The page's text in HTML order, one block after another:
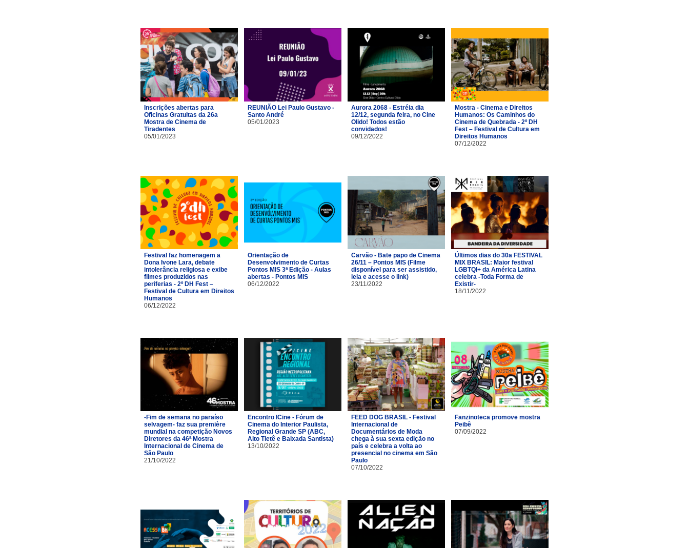
Inscrições abertas para
Oficinas Gratuitas da 26a
Mostra de Cinema de
Tiradentes
05/01/2023
REUNIÃO Lei Paulo Gustavo -
Santo André
05/01/2023
Aurora 2068 - Estréia dia
12/12, segunda feira, no Cine
Olido! Todos estão
convidados!
09/12/2022
Mostra - Cinema e Direitos
Humanos: Os Caminhos do
Cinema de Quebrada - 2º DH
Fest – Festival de Cultura em
Direitos Humanos
07/12/2022
Festival faz homenagem a
Dona Ivone Lara, debate
intolerância religiosa e exibe
filmes produzidos nas
periferias - 2º DH Fest –
Festival de Cultura em Direitos
Humanos
06/12/2022
Orientação de
Desenvolvimento de Curtas
Pontos MIS 3ª Edição - Aulas
abertas - Pontos MIS
06/12/2022
Carvão - Bate papo de Cinema
26/11 – Pontos MIS (Filme
disponível para ser assistido,
leia e acesse o link)
23/11/2022
Últimos dias do 30a FESTIVAL
MIX BRASIL: Maior festival
LGBTQI+ da América Latina
celebra -Toda Forma de
Existir-
18/11/2022
-Fim de semana no paraíso
selvagem- faz sua première
mundial na competição Novos
Diretores da 46ª Mostra
Internacional de Cinema de
São Paulo
21/10/2022
Encontro ICine - Fórum de
Cinema do Interior Paulista,
Regional Grande SP (ABC,
Alto Tietê e Baixada Santista)
13/10/2022
FEED DOG BRASIL - Festival
Internacional de
Documentários de Moda
chega à sua sexta edição no
país e celebra a volta ao
presencial no cinema em São
Paulo
07/10/2022
Fanzinoteca promove mostra
Peibê
07/09/2022